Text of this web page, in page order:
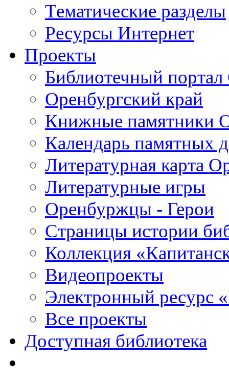
Тематические разделы
Ресурсы Интернет
Проекты
Библиотечный портал
Оренбургский край
Книжные памятники
Календарь памятных
Литературная карта
Литературные игры
Оренбуржцы - Герои
Страницы истории
Коллекция
Видеопроекты
Электронный ресурс
Все проекты
Доступная библиотека